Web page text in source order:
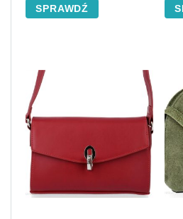
SPRAWDŹ